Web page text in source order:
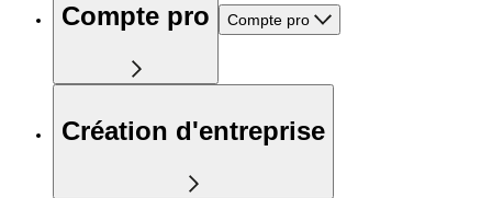
Compte pro Compte pro
Création d'entreprise